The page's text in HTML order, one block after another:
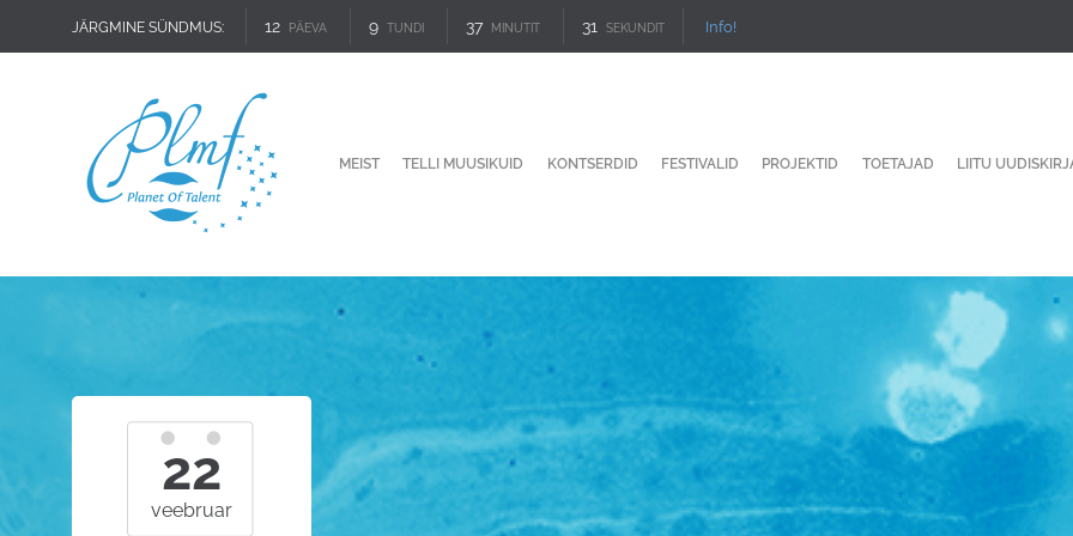
JÄRGMINE SÜNDMUS: 12 PÄEVA 9 TUNDI 37 MINUTIT 30 SEKUNDIT Info!
MEIST TELLI MUUSIKUID KONTSERDID FESTIVALID PROJEKTID TOETAJAD LIITU
22
veebruar